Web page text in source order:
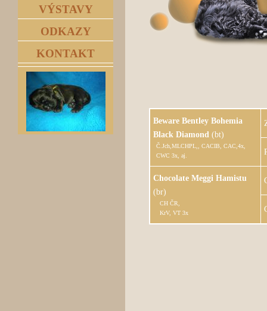
VÝSTAVY
ODKAZY
KONTAKT
Beware Bentley Bohemia
Black Diamond (bt)
Č.Jch,MLCHPL,, CACIB, CAC,4x,
CWC 3x, aj.
Chocolate Meggi Hamistu
(br)
CH ČR,
KrV, VT 3x